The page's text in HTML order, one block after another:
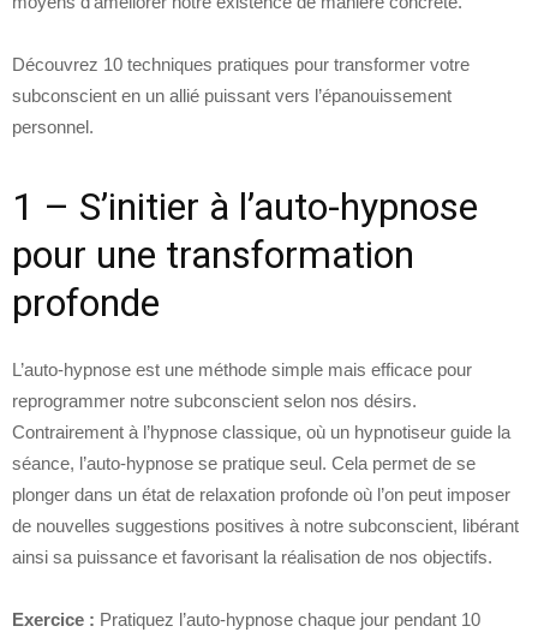
Découvrez 10 techniques pratiques pour transformer votre
subconscient en un allié puissant vers l’épanouissement
personnel.
1 – S’initier à l’auto-hypnose
pour une transformation
profonde
L’auto-hypnose est une méthode simple mais efficace pour
reprogrammer notre subconscient selon nos désirs.
Contrairement à l’hypnose classique, où un hypnotiseur guide la
séance, l’auto-hypnose se pratique seul. Cela permet de se
plonger dans un état de relaxation profonde où l’on peut imposer
de nouvelles suggestions positives à notre subconscient, libérant
ainsi sa puissance et favorisant la réalisation de nos objectifs.
Exercice : Pratiquez l’auto-hypnose chaque jour pendant 10